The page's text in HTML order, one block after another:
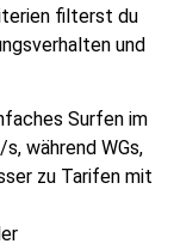
filterst du
und
Surfen im
während WGs,
zu Tarifen mit